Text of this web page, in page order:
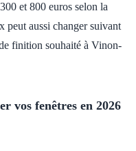
et 800 euros selon la
peut aussi changer suivant
finition souhaité à Vinon-
vos fenêtres en 2026